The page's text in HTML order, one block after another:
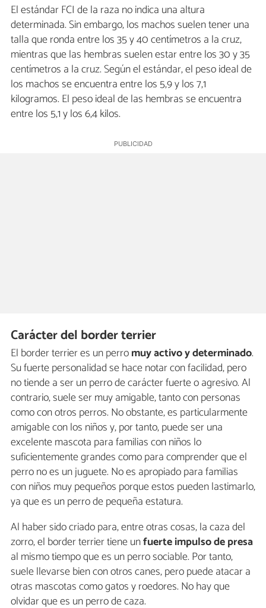
El estándar FCI de la raza no indica una altura
determinada. Sin embargo, los machos suelen tener una
talla que ronda entre los 35 y 40 centímetros a la cruz,
mientras que las hembras suelen estar entre los 30 y 35
centímetros a la cruz. Según el estándar, el peso ideal de
los machos se encuentra entre los 5,9 y los 7,1
kilogramos. El peso ideal de las hembras se encuentra
entre los 5,1 y los 6,4 kilos.
Carácter del border terrier
El border terrier es un perromuy activo y determinado.
Su fuerte personalidad se hace notar con facilidad, pero
no tiende a ser un perro de carácter fuerte o agresivo. Al
contrario, suele ser muy amigable, tanto con personas
como con otros perros. No obstante, es particularmente
amigable con los niños y, por tanto, puede ser una
excelente mascota para familias con niños lo
suficientemente grandes como para comprender que el
perro no es un juguete. No es apropiado para familias
con niños muy pequeños porque estos pueden lastimarlo,
ya que es un perro de pequeña estatura.
Al haber sido criado para, entre otras cosas, la caza del
zorro, el border terrier tiene unfuerte impulso de presa
al mismo tiempo que es un perro sociable. Por tanto,
suele llevarse bien con otros canes, pero puede atacar a
otras mascotas como gatos y roedores. No hay que
olvidar que es un perro de caza.